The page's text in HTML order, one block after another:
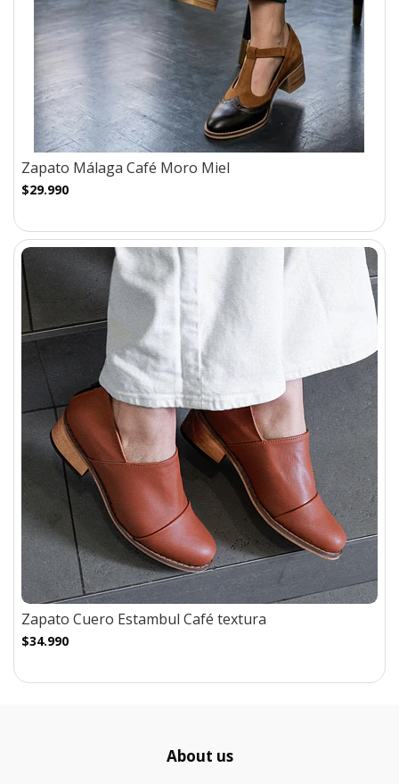
Zapato Málaga Café Moro Miel
$29.990
Zapato Cuero Estambul Café textura
$34.990
About us